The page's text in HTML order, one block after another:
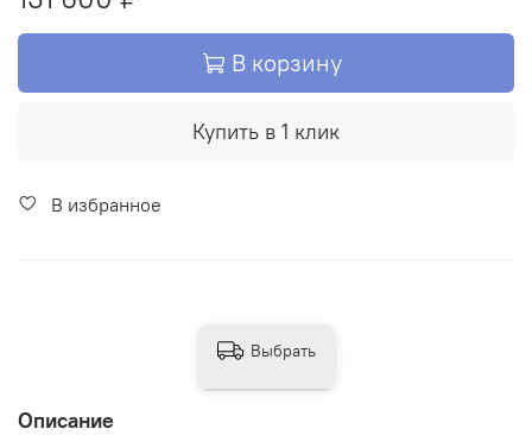
В корзину
Купить в 1 клик
В избранное
Описание
Выбрать